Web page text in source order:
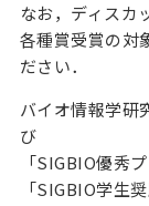
なお，ディスカ
各種賞受賞の対
ださい．
バイオ情報学研
び
「SIGBIO優秀
「SIGBIO学生